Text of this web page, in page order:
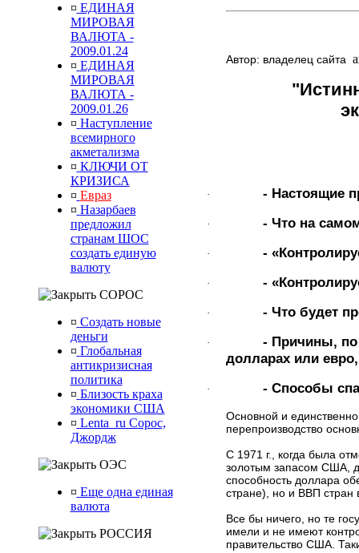
¤ ЕДИНАЯ
МИРОВАЯ
ВАЛЮТА -
2009.01.24
¤ ЕДИНАЯ
МИРОВАЯ
ВАЛЮТА -
2009.01.26
¤ Наступление
всемирного
акметализма
¤ КЛЮЧИ ОТ
КРИЗИСА
¤ Евраз
¤ Назарбаев
предложил
странам ШОС
создать единую
валюту
СОРОС
¤ Создать новые
деньги
¤ Глобальная
антикризисная
политика
¤ Близость краха
экономики США
¤ Lenta_ru Сорос,
Джордж
ОЭС
¤ Еще одна единая
валюта
РОССИЯ
Автор: владелец сайта
· - Настоящие
· - Что на
· -
· -
· - Что будет
·
- Причины, по
долларах или
· - Способы
Основной и
перепроизводство
С 1971 г., когда была
золотым запасом США,
способность доллара
стране), но и ВВП стран
Все бы ничего, но те
имели и не имеют
правительство США.